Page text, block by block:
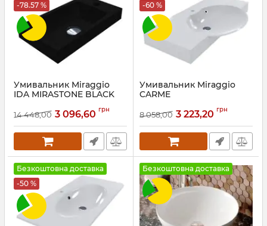
-78.57 %
Умивальник Miraggio
IDA MIRASTONE BLACK
14 448,00 3 096,60 грн
-60 %
Умивальник Miraggio
CARME
8 058,00 3 223,20 грн
Безкоштовна доставка
-50 %
Безкоштовна доставка